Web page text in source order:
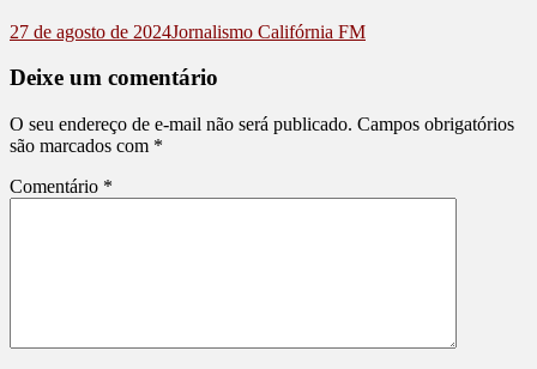
27 de agosto de 2024Jornalismo Califórnia FM
Deixe um comentário
O seu endereço de e-mail não será publicado. Campos obrigatórios
são marcados com *
Comentário *